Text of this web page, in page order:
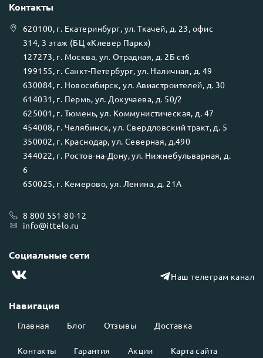
Навигация
Главная Блог Отзывы Доставка
Контакты Гарантия Акции Карта сайта
Контакты
620100, г. Екатеринбург, ул.Ткачей, д. 23, офис
314, 3 этаж (БЦ «Клевер Парк»)
127273, г. Москва, ул. Отрадная, д. 2Б ст6
199155, г. Санкт-Петербург, ул. Наличная, д. 49
630084, г. Новосибирск, ул. Авиастроителей, д. 30
614031 , г. Пермь, ул. Докучаева, д. 50/2
625001 , г. Тюмень, ул. Коммунистическая, д. 47
454008, г. Челябинск, ул. Свердловский тракт, д. 5
350002, г. Краснодар, ул. Северная, д.490
344022, г. Ростов-на-Дону, ул. Нижнебульварная, д.
6
650025, г. Кемерово, ул. Ленина, д. 21А
8 800 551-80-12
info@ittelo.ru
Социальные сети
Наш телеграм канал